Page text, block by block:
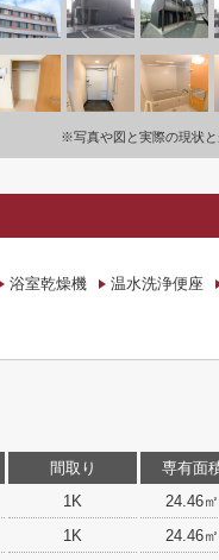
※写真や図と実際の現状
浴室乾燥機
温水洗浄便座
間取り
専有面
1K
24.46㎡
1K
24.46㎡